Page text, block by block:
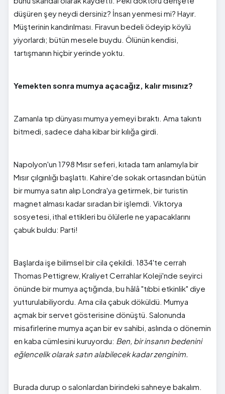
düşüren şey neydi dersiniz? İnsan yenmesi mi? Hayır.
Müşterinin kandırılması. Firavun bedeli ödeyip köylü
yiyorlardı; bütün mesele buydu. Ölünün kendisi,
tartışmanın hiçbir yerinde yoktu.
Yemekten sonra mumya açacağız, kalır mısınız?
Zamanla tıp dünyası mumya yemeyi bıraktı. Ama takıntı
bitmedi, sadece daha kibar bir kılığa girdi.
Napolyon'un 1798 Mısır seferi, kıtada tam anlamıyla bir
Mısır çılgınlığı başlattı. Kahire'de sokak ortasından bütün
bir mumya satın alıp Londra'ya getirmek, bir turistin
magnet alması kadar sıradan bir işlemdi. Viktorya
sosyetesi, ithal ettikleri bu ölülerle ne yapacaklarını
çabuk buldu: Parti!
Başlarda işe bilimsel bir cila çekildi. 1834'te cerrah
Thomas Pettigrew, Kraliyet Cerrahlar Koleji'nde seyirci
önünde bir mumya açtığında, bu hâlâ "tıbbi etkinlik" diye
yutturulabiliyordu. Ama cila çabuk döküldü. Mumya
açmak bir servet gösterisine dönüştü. Salonunda
misafirlerine mumya açan bir ev sahibi, aslında o dönemin
en kaba cümlesini kuruyordu: Ben, bir insanın bedenini
eğlencelik olarak satın alabilecek kadar zenginim.
Burada durup o salonlardan birindeki sahneye bakalım.